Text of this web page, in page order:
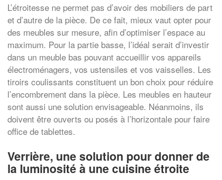
L’étroitesse ne permet pas d’avoir des mobiliers de part
et d’autre de la pièce. De ce fait, mieux vaut opter pour
des meubles sur mesure, afin d’optimiser l’espace au
maximum. Pour la partie basse, l’idéal serait d’investir
dans un meuble bas pouvant accueillir vos appareils
électroménagers, vos ustensiles et vos vaisselles. Les
tiroirs coulissants constituent un bon choix pour réduire
l’encombrement dans la pièce. Les meubles en hauteur
sont aussi une solution envisageable. Néanmoins, ils
doivent être ouverts ou posés à l’horizontale pour faire
office de tablettes.
Verrière, une solution pour donner de
la luminosité à une cuisine étroite